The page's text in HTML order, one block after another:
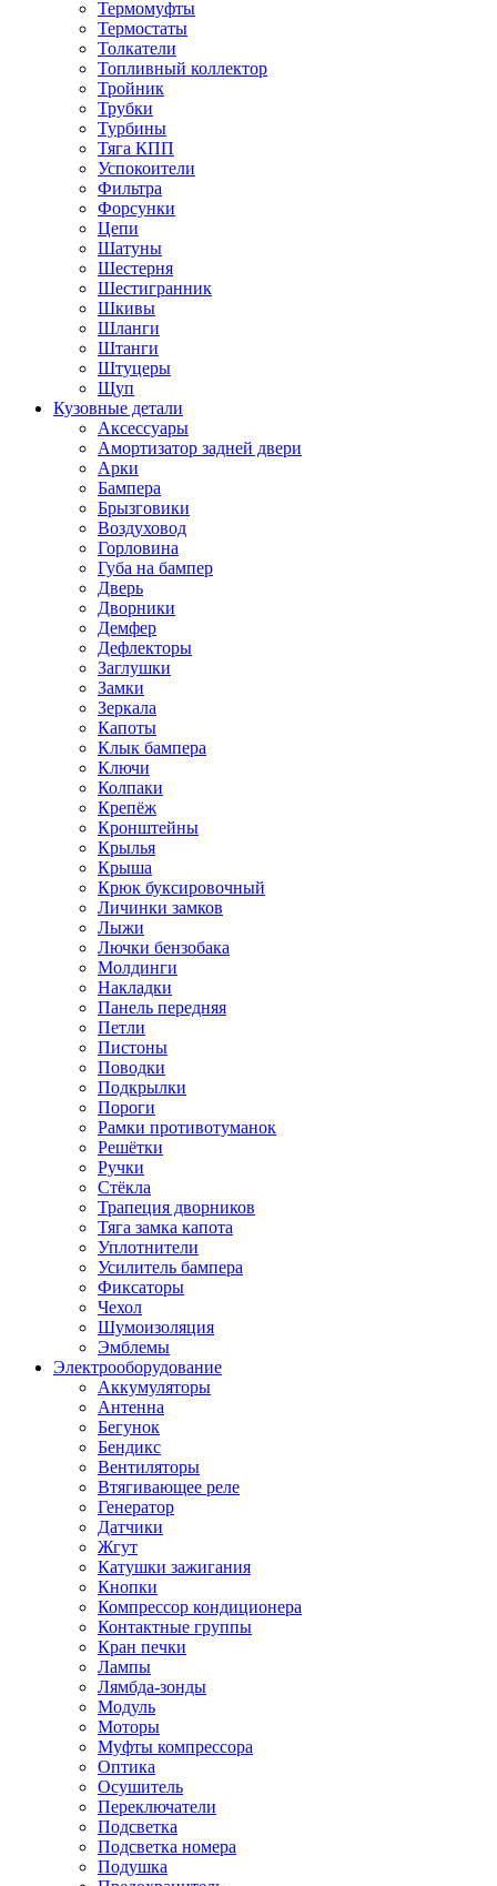
Термомуфты
Термостаты
Толкатели
Топливный коллектор
Тройник
Трубки
Турбины
Тяга КПП
Успокоители
Фильтра
Форсунки
Цепи
Шатуны
Шестерня
Шестигранник
Шкивы
Шланги
Штанги
Штуцеры
Щуп
Кузовные детали
Аксессуары
Амортизатор задней двери
Арки
Бампера
Брызговики
Воздуховод
Горловина
Губа на бампер
Дверь
Дворники
Демфер
Дефлекторы
Заглушки
Замки
Зеркала
Капоты
Клык бампера
Ключи
Колпаки
Крепёж
Кронштейны
Крылья
Крыша
Крюк буксировочный
Личинки замков
Лыжи
Лючки бензобака
Молдинги
Накладки
Панель передняя
Петли
Пистоны
Поводки
Подкрылки
Пороги
Рамки противотуманок
Решётки
Ручки
Стёкла
Трапеция дворников
Тяга замка капота
Уплотнители
Усилитель бампера
Фиксаторы
Чехол
Шумоизоляция
Эмблемы
Электрооборудование
Аккумуляторы
Антенна
Бегунок
Бендикс
Вентиляторы
Втягивающее реле
Генератор
Датчики
Жгут
Катушки зажигания
Кнопки
Компрессор кондиционера
Контактные группы
Кран печки
Лампы
Лямбда-зонды
Модуль
Моторы
Муфты компрессора
Оптика
Осушитель
Переключатели
Подсветка
Подсветка номера
Подушка